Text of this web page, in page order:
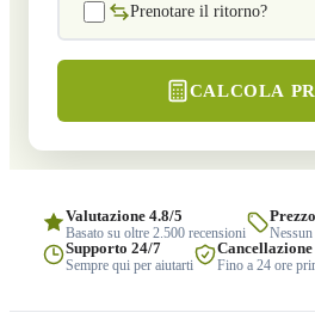
Prenotare il ritorno?
CALCOLA
Valutazione 4.8/5
Basato su oltre 2.500 recensioni
Supporto 24/7
Sempre qui per aiutarti Fino a 24 ore